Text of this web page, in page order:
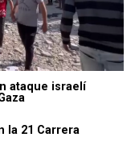
ataque israelí
la 21 Carrera